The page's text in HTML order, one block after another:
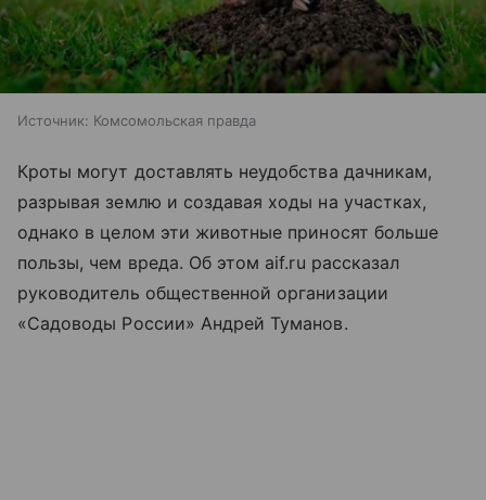
Источник: Комсомольская правда
Кроты могут доставлять неудобства дачникам,
разрывая землю и создавая ходы на участках,
однако в целом эти животные приносят больше
пользы, чем вреда. Об этом aif.ru рассказал
руководитель общественной организации
«Садоводы России» Андрей Туманов.